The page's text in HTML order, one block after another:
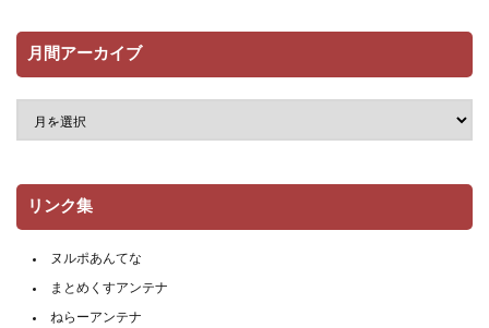
月間アーカイブ
リンク集
ヌルポあんてな
まとめくすアンテナ
ねらーアンテナ